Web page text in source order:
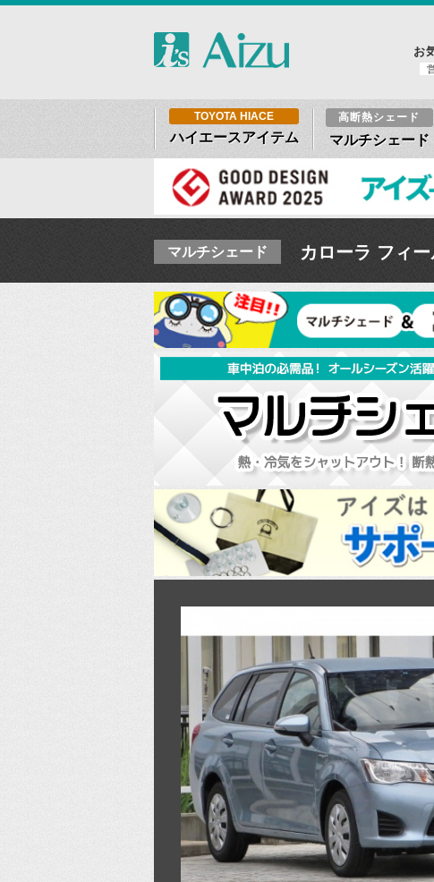
お
TOYOTA HIACE
ハイエースアイテム
高断熱シェード
マルチシェード
マルチシェード カローラ フィ